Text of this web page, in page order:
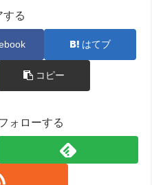
する
はてブ
コピー
ォローする